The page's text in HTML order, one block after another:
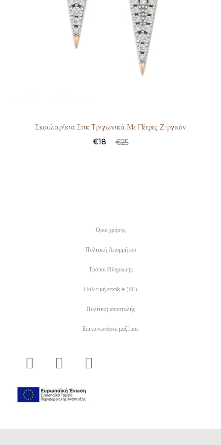
Σκουλαρίκια Στικ Τριγωνικά Με Πέτρες Ζιργκόν
€25
€18
Οροι χρήσης
Πολιτική Απορρήτου
Τρόποι Πληρωμής
Πολιτική cookie (ΕΕ)
Πολιτική αποστολής
Επικοινωνήστε μαζί μας